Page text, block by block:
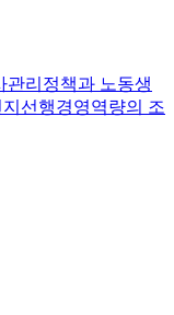
관리정책과 노동생
선행경영역량의 조